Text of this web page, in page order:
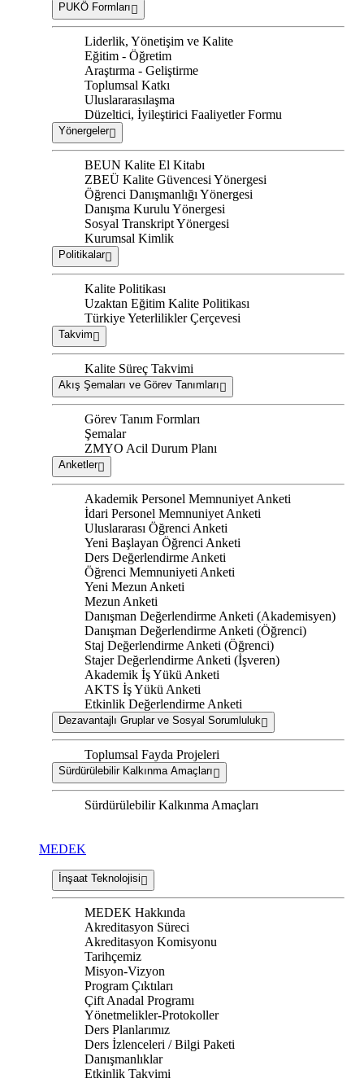
PUKÖ Formları
Liderlik, Yönetişim ve Kalite
Eğitim - Öğretim
Araştırma - Geliştirme
Toplumsal Katkı
Uluslararasılaşma
Düzeltici, İyileştirici Faaliyetler Formu
Yönergeler
BEUN Kalite El Kitabı
ZBEÜ Kalite Güvencesi Yönergesi
Öğrenci Danışmanlığı Yönergesi
Danışma Kurulu Yönergesi
Sosyal Transkript Yönergesi
Kurumsal Kimlik
Politikalar
Kalite Politikası
Uzaktan Eğitim Kalite Politikası
Türkiye Yeterlilikler Çerçevesi
Takvim
Kalite Süreç Takvimi
Akış Şemaları ve Görev Tanımları
Görev Tanım Formları
Şemalar
ZMYO Acil Durum Planı
Anketler
Akademik Personel Memnuniyet Anketi
İdari Personel Memnuniyet Anketi
Uluslararası Öğrenci Anketi
Yeni Başlayan Öğrenci Anketi
Ders Değerlendirme Anketi
Öğrenci Memnuniyeti Anketi
Yeni Mezun Anketi
Mezun Anketi
Danışman Değerlendirme Anketi (Akademisyen)
Danışman Değerlendirme Anketi (Öğrenci)
Staj Değerlendirme Anketi (Öğrenci)
Stajer Değerlendirme Anketi (İşveren)
Akademik İş Yükü Anketi
AKTS İş Yükü Anketi
Etkinlik Değerlendirme Anketi
Dezavantajlı Gruplar ve Sosyal Sorumluluk
Toplumsal Fayda Projeleri
Sürdürülebilir Kalkınma Amaçları
Sürdürülebilir Kalkınma Amaçları
MEDEK
İnşaat Teknolojisi
MEDEK Hakkında
Akreditasyon Süreci
Akreditasyon Komisyonu
Tarihçemiz
Misyon-Vizyon
Program Çıktıları
Çift Anadal Programı
Yönetmelikler-Protokoller
Ders Planlarımız
Ders İzlenceleri / Bilgi Paketi
Danışmanlıklar
Etkinlik Takvimi